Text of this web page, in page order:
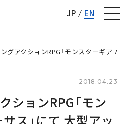
JP EN
グアクションRPG「モンスターギア バ
2018.04.23
ションRPG「モン